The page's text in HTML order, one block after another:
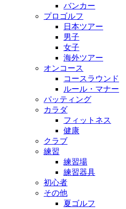
バンカー
プロゴルフ
日本ツアー
男子
女子
海外ツアー
オンコース
コースラウンド
ルール・マナー
パッティング
カラダ
フィットネス
健康
クラブ
練習
練習場
練習器具
初心者
その他
夏ゴルフ